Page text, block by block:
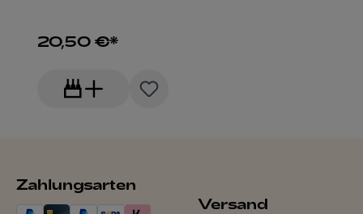
20,50 €*
Zahlungsarten
Versand